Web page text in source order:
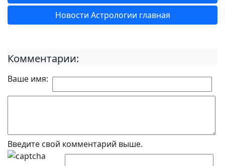
Новости Астрологии главная
Комментарии:
Ваше имя:
Введите свой комментарий выше.